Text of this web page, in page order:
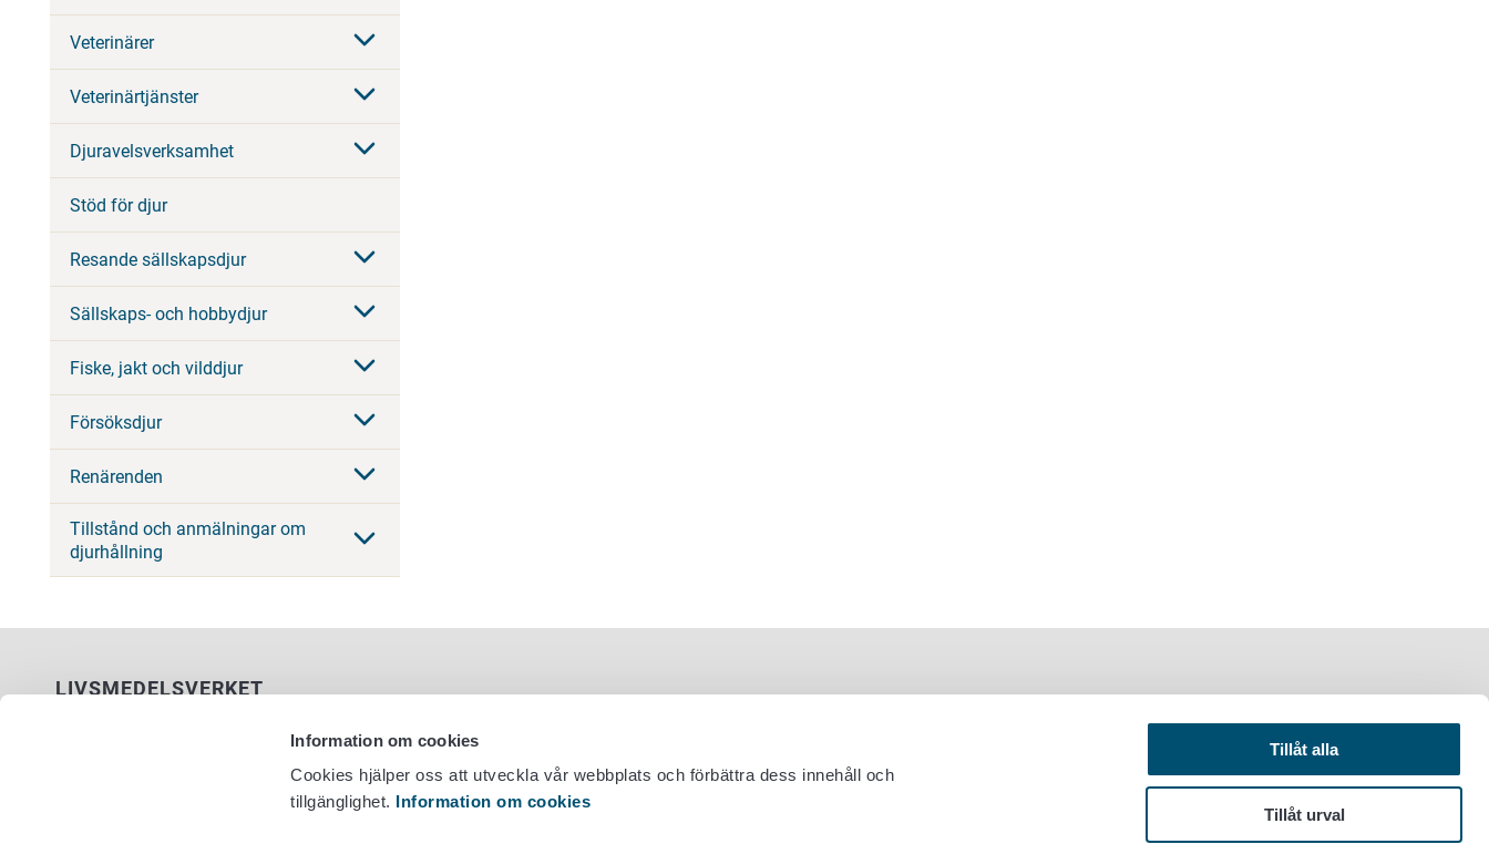
Information om cookies
Cookies hjälper oss att utveckla vår webbplats och förbättra dess innehåll och
tillgänglighet. Information om cookies
Tillåt alla
Tillåt urval
Veterinärer
Veterinärtjänster
Djuravelsverksamhet
Stöd för djur
Resande sällskapsdjur
Sällskaps- och hobbydjur
Fiske, jakt och vilddjur
Försöksdjur
Renärenden
Tillstånd och anmälningar om
djurhållning
LIVSMEDELSVERKET